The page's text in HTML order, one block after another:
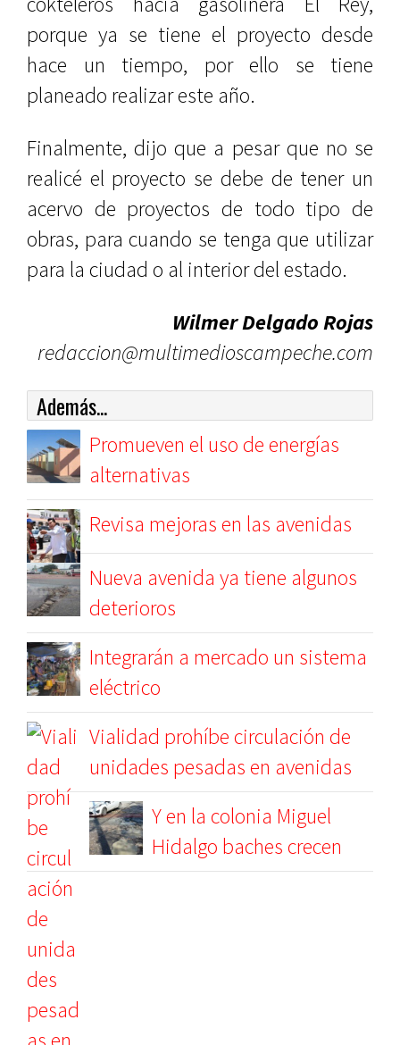
porque ya se tiene el proyecto desde
hace un tiempo, por ello se tiene
planeado realizar este año.
Finalmente, dijo que a pesar que no se
realicé el proyecto se debe de tener un
acervo de proyectos de todo tipo de
obras, para cuando se tenga que utilizar
para la ciudad o al interior del estado.
Wilmer Delgado Rojas
redaccion@multimedioscampeche.com
Además...
Promueven el uso de energías
alternativas
Revisa mejoras en las avenidas
Nueva avenida ya tiene algunos
deterioros
Integrarán a mercado un sistema
eléctrico
Vialidad prohíbe circulación de
unidades pesadas en avenidas
Y en la colonia Miguel
Hidalgo baches crecen